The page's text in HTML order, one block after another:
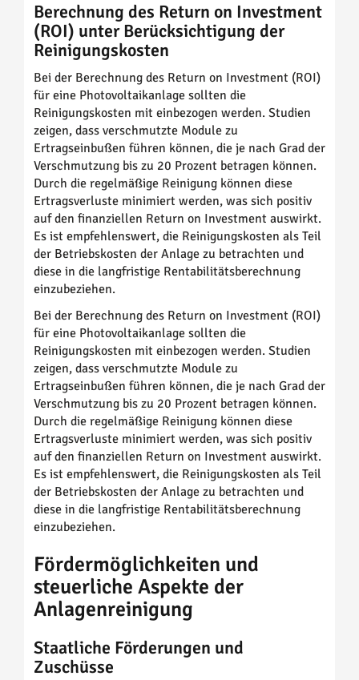
Berechnung des Return on Investment
(ROI) unter Berücksichtigung der
Reinigungskosten
Bei der Berechnung des Return on Investment (ROI)
für eine Photovoltaikanlage sollten die
Reinigungskosten mit einbezogen werden. Studien
zeigen, dass verschmutzte Module zu
Ertragseinbußen führen können, die je nach Grad der
Verschmutzung bis zu 20 Prozent betragen können.
Durch die regelmäßige Reinigung können diese
Ertragsverluste minimiert werden, was sich positiv
auf den finanziellen Return on Investment auswirkt.
Es ist empfehlenswert, die Reinigungskosten als Teil
der Betriebskosten der Anlage zu betrachten und
diese in die langfristige Rentabilitätsberechnung
einzubeziehen.
Bei der Berechnung des Return on Investment (ROI)
für eine Photovoltaikanlage sollten die
Reinigungskosten mit einbezogen werden. Studien
zeigen, dass verschmutzte Module zu
Ertragseinbußen führen können, die je nach Grad der
Verschmutzung bis zu 20 Prozent betragen können.
Durch die regelmäßige Reinigung können diese
Ertragsverluste minimiert werden, was sich positiv
auf den finanziellen Return on Investment auswirkt.
Es ist empfehlenswert, die Reinigungskosten als Teil
der Betriebskosten der Anlage zu betrachten und
diese in die langfristige Rentabilitätsberechnung
einzubeziehen.
Fördermöglichkeiten und
steuerliche Aspekte der
Anlagenreinigung
Staatliche Förderungen und
Zuschüsse